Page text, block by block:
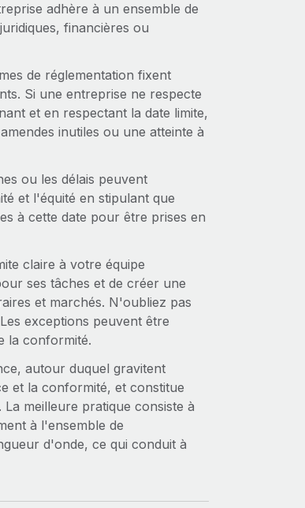
adhère à un ensemble de
financières ou
de réglementation fixent
Si une entreprise ne respecte
et en respectant la date limite,
inutiles ou une atteinte à
ou les délais peuvent
et l'équité en stipulant que
à cette date pour être prises en
claire à votre équipe
ses tâches et de créer une
et marchés. N'oubliez pas
exceptions peuvent être
la conformité.
autour duquel gravitent
et la conformité, et constitue
meilleure pratique consiste à
à l'ensemble de
d'onde, ce qui conduit à